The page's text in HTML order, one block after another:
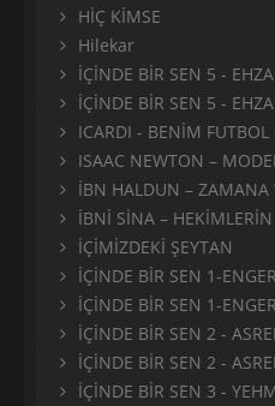
HİÇ KİMSE
Hilekar
İÇİNDE BİR SEN 5 - EHZA
İÇİNDE BİR SEN 5 -
ICARDI - BENİM
ISAAC NEWTON –
İBN HALDUN – ZAMANA
İBNİ SİNA – HEKİMLERİN
İÇİMİZDEKİ ŞEYTAN
İÇİNDE BİR SEN 1-
İÇİNDE BİR SEN 1-
İÇİNDE BİR SEN 2 -
İÇİNDE BİR SEN 2 -
İÇİNDE BİR SEN 3 -